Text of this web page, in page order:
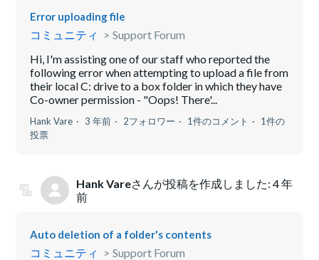
Error uploading file
コミュニティ
Support Forum
Hi, I'm assisting one of our staff who reported the
following error when attempting to upload a file from
their local C: drive to a box folder in which they have
Co-owner permission - "Oops! There'...
Hank Vare 3 年前 2フォロワー 1件のコメント
1件の
投票
Hank Vareさんが投稿を作成しました:4 年
前
Auto deletion of a folder's contents
コミュニティ
Support Forum